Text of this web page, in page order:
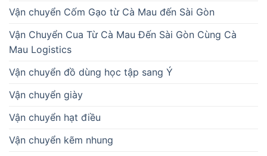
Vận chuyển Cốm Gạo từ Cà Mau đến Sài Gòn
Vận Chuyển Cua Từ Cà Mau Đến Sài Gòn Cùng Cà
Mau Logistics
Vận chuyển đồ dùng học tập sang Ý
Vận chuyển giày
Vận chuyển hạt điều
Vận chuyển kẽm nhung